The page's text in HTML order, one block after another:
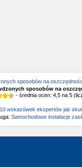
sposobów na
sposobów na
- średnia ocen: 4,5na 5
10 wskazówek ekspertów jak
Samochodowe instalacje